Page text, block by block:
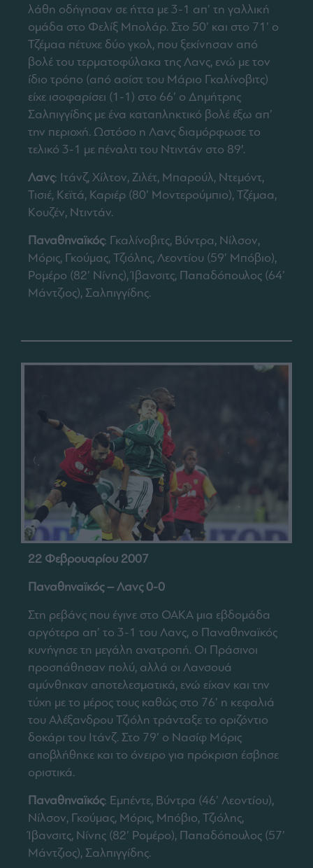
λάθη οδήγησαν σε ήττα με 3-1 απ’ τη γαλλική
ομάδα στο Φελίξ Μπολάρ. Στο 50’ και στο 71’ ο
Τζέμαα πέτυχε δύο γκολ, που ξεκίνησαν από
βολέ του τερματοφύλακα της Λανς, ενώ με τον
ίδιο τρόπο (από ασίστ του Μάριο Γκαλίνοβιτς)
είχε ισοφαρίσει (1-1) στο 66’ ο Δημήτρης
Σαλπιγγίδης με ένα καταπληκτικό βολέ έξω απ’
την περιοχή. Ωστόσο η Λανς διαμόρφωσε το
τελικό 3-1 με πέναλτι του Ντιντάν στο 89′.
Λανς: Ιτάνζ, Χίλτον, Ζιλέτ, Μπαρούλ, Ντεμόντ,
Τισιέ, Κεϊτά, Καριέρ (80’ Μοντερούμπιο), Τζέμαα,
Κουζέν, Ντιντάν.
Παναθηναϊκός: Γκαλίνοβιτς, Βύντρα, Νίλσον,
Μόρις, Γκούμας, Τζιόλης, Λεοντίου (59’ Μπόβιο),
Ρομέρο (82’ Νίνης), Ίβανσιτς, Παπαδόπουλος (64’
Μάντζιος), Σαλπιγγίδης.
22 Φεβρουαρίου 2007
Παναθηναϊκός – Λανς 0-0
Στη ρεβάνς που έγινε στο ΟΑΚΑ μια εβδομάδα
αργότερα απ’ το 3-1 του Λανς, ο Παναθηναϊκός
κυνήγησε τη μεγάλη ανατροπή. Οι Πράσινοι
προσπάθησαν πολύ, αλλά οι Λανσουά
αμύνθηκαν αποτελεσματικά, ενώ είχαν και την
τύχη με το μέρος τους καθώς στο 76’ η κεφαλιά
του Αλέξανδρου Τζιόλη τράνταξε το οριζόντιο
δοκάρι του Ιτάνζ. Στο 79’ ο Νασίφ Μόρις
αποβλήθηκε και το όνειρο για πρόκριση έσβησε
οριστικά.
Παναθηναϊκός: Εμπέντε, Βύντρα (46’ Λεοντίου),
Νίλσον, Γκούμας, Μόρις, Μπόβιο, Τζιόλης,
Ίβανσιτς, Νίνης (82’ Ρομέρο), Παπαδόπουλος (57’
Μάντζιος), Σαλπιγγίδης.